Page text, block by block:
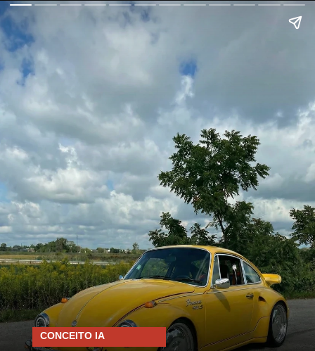
CONCEITO IA